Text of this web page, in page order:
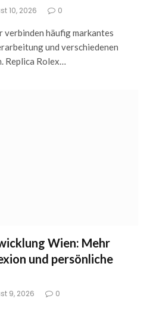
10, 2026 0
häufig markantes
und verschiedenen
Replica Rolex…
Wien: Mehr
und persönliche
9, 2026 0